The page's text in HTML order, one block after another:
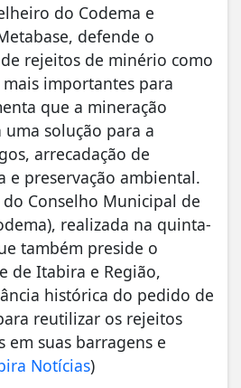
do Codema e
defende o
rejeitos de minério como
mais importantes para
que a mineração
solução para a
arrecadação de
e preservação ambiental.
Conselho Municipal de
realizada na quinta-
também preside o
de Itabira e Região,
histórica do pedido de
reutilizar os rejeitos
em suas barragens e
Notícias)